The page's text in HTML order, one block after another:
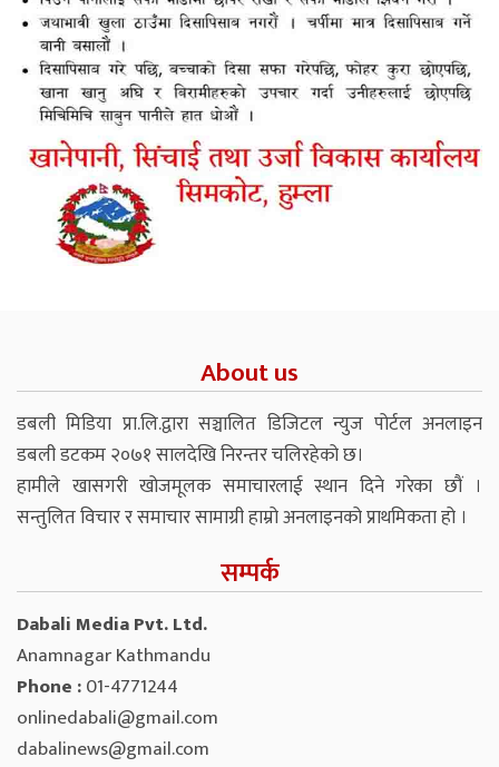
About us
डबली मिडिया प्रा.लि.द्वारा सञ्चालित डिजिटल न्युज पोर्टल अनलाइन
डबली डटकम २०७१ सालदेखि निरन्तर चलिरहेको छ।
हामीले खासगरी खोजमूलक समाचारलाई स्थान दिने गरेका छौं ।
सन्तुलित विचार र समाचार सामाग्री हाम्रो अनलाइनको प्राथमिकता हो ।
सम्पर्क
Dabali Media Pvt. Ltd.
Anamnagar Kathmandu
Phone :01-4771244
onlinedabali@gmail.com
dabalinews@gmail.com